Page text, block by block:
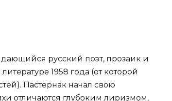
русский поэт, прозаик и
1958 года (от которой
Пастернак начал свою
отличаются глубоким лиризмом,